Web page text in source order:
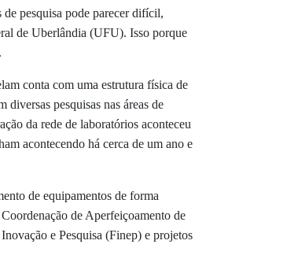
pesquisa pode parecer difícil,
de Uberlândia (UFU). Isso porque
conta com uma estrutura física de
pesquisas nas áreas de
da rede de laboratórios aconteceu
acontecendo há cerca de um ano e
de equipamentos de forma
Coordenação de Aperfeiçoamento de
e Pesquisa (Finep) e projetos